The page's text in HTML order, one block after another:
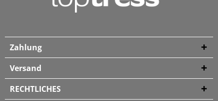
Zahlung
Versand
RECHTLICHES